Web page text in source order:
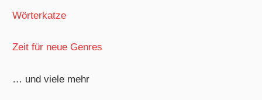
Wörterkatze
Zeit für neue Genres
… und viele mehr